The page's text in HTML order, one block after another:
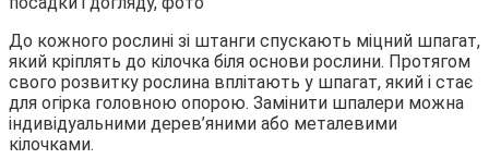
До кожного рослині зі штанги спускають міцний шпагат,
який кріплять до кілочка біля основи рослини. Протягом
свого розвитку рослина вплітають у шпагат, який і стає
для огірка головною опорою. Замінити шпалери можна
індивідуальними дерев’яними або металевими
кілочками.